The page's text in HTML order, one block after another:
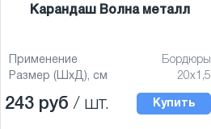
Карандаш Волна металл
Применение
Бордюры
Размер (ШхД), см
20x1,5
243 руб / шт. Купить